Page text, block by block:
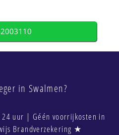
in Swalmen?
uur | Géén voorrijkosten in
Brandverzekering ★